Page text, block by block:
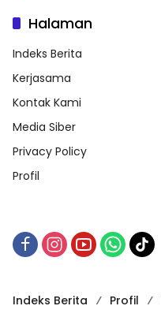
Halaman
Indeks Berita
Kerjasama
Kontak Kami
Media Siber
Privacy Policy
Profil
Indeks Berita Profil